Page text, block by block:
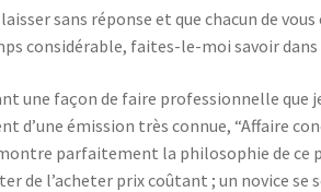
laisser sans réponse et que chacun de
considérable, faites-le-moi savoir dans
une façon de faire professionnelle que
d’une émission très connue, “Affaire
parfaitement la philosophie de ce
de l’acheter prix coûtant ; un novice se